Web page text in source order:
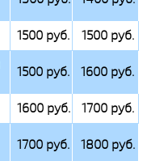
1500 руб.
1500 руб.
1500 руб. 1600 руб.
1600 руб.
1700 руб.
1700 руб. 1800 руб.